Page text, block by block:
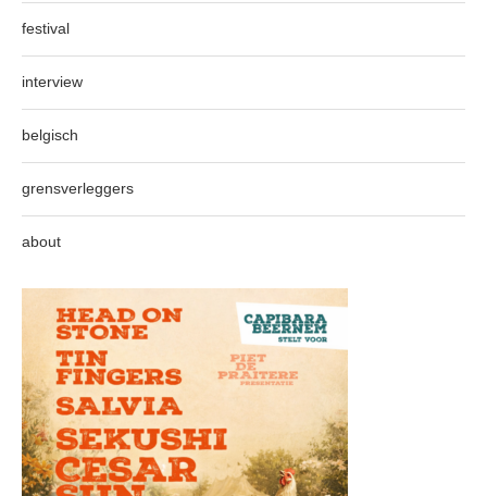
festival
interview
belgisch
grensverleggers
about